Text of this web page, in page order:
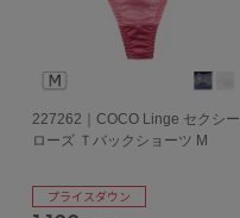
227262｜COCO Linge セクシー
ローズ Ｔバックショーツ M
プライスダウン